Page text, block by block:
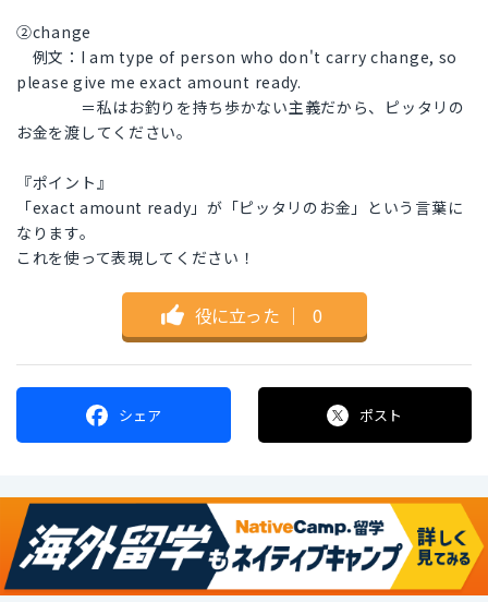
②change
例文：I am type of person who don't carry change, so
please give me exact amount ready.
＝私はお釣りを持ち歩かない主義だから、ピッタリの
お金を渡してください。
『ポイント』
「exact amount ready」が「ピッタリのお金」という言葉に
なります。
これを使って表現してください！
役に立った ｜ 0
シェア ポスト